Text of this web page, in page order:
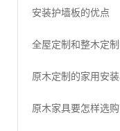
安装护墙板的优点
全屋定制和整木定制
原木定制的家用安
原木家具要怎样选购